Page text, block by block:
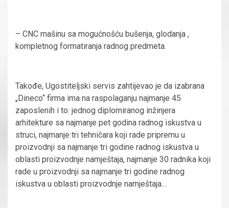
– CNC mašinu sa mogućnošću bušenja, glodanja ,
kompletnog formatiranja radnog predmeta.
Takođe, Ugostiteljski servis zahtijevao je da izabrana
„Dineco“ firma ima na raspolaganju najmanje 45
zaposlenih i to: jednog diplomiranog inžinjera
arhitekture sa najmanje pet godina radnog iskustva u
struci, najmanje tri tehničara koji rade pripremu u
proizvodnji sa najmanje tri godine radnog iskustva u
oblasti proizvodnje namještaja, najmanje 30 radnika koji
rade u proizvodnji sa najmanje tri godine radnog
iskustva u oblasti proizvodnje namještaja…